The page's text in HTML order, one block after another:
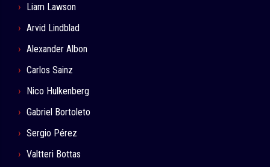
Liam Lawson
Arvid Lindblad
Alexander Albon
Carlos Sainz
Nico Hulkenberg
Gabriel Bortoleto
Sergio Pérez
Valtteri Bottas